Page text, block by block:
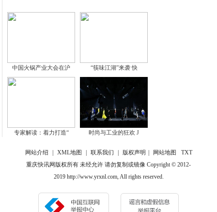
中国火锅产业大会在沪 “筷味江湖”来袭 快
专家解读：着力打造“ 时尚与工业的狂欢 J
网站介绍 XML地图 联系我们 版权声明 网站地图
TXT
重庆快讯网版权所有 未经允许 请勿复制或镜像 Copyright © 2012-
2019 http://www.yrxnl.com, All rights reserved.